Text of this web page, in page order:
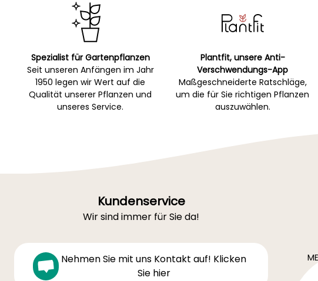
Spezialist für Gartenpflanzen
Seit unseren Anfängen im Jahr
1950 legen wir Wert auf die
Qualität unserer Pflanzen und
unseres Service.
Plantfit, unsere Anti-
Verschwendungs-App
Maßgeschneiderte Ratschläge,
um die für Sie richtigen Pflanzen
auszuwählen.
Kundenservice
Wir sind immer für Sie da!
Nehmen Sie mit uns Kontakt auf! Klicken
Sie hier